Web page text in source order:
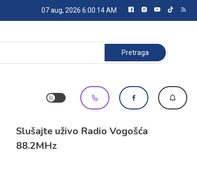
07 aug, 2026 6:00:16 AM
Pretraga:
Slušajte uživo Radio Vogošća
88.2MHz